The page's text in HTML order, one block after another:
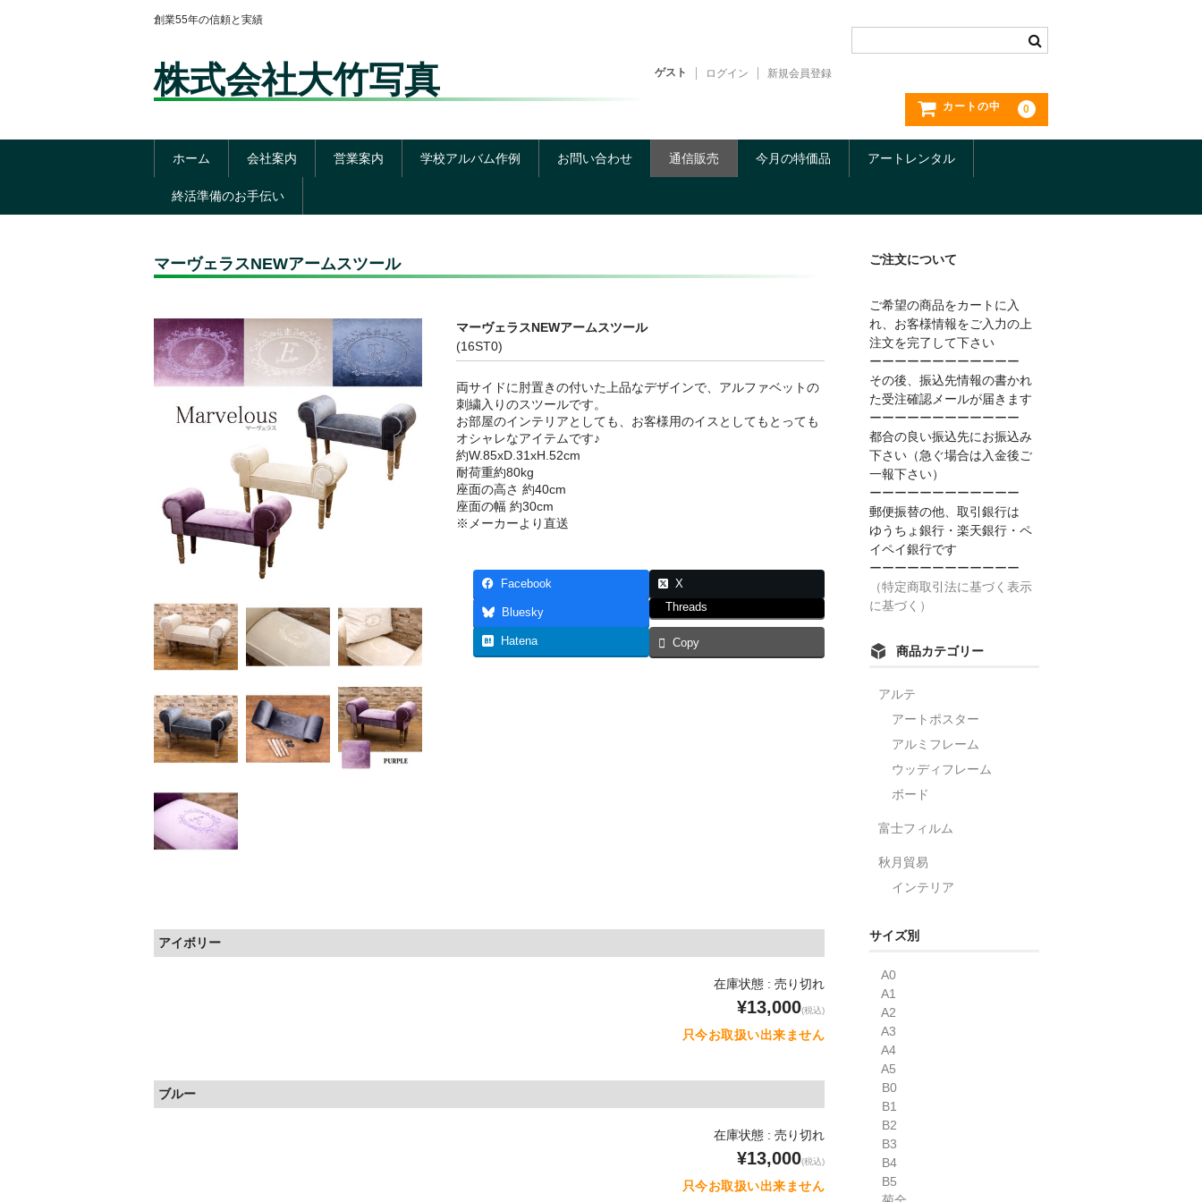
創業55年の信頼と実績
株式会社大竹写真 ゲスト ログイン 新規会員登録
カートの中 0
ホーム 会社案内 営業案内 学校アルバム作例 お問い合わせ 通信販売 今月の特価品 アートレンタル
終活準備のお手伝い
マーヴェラスNEWアームスツール
マーヴェラスNEWアームスツール
(16ST0)
両サイドに肘置きの付いた上品なデザインで、アルファベットの
刺繍入りのスツールです。
お部屋のインテリアとしても、お客様用のイスとしてもとっても
オシャレなアイテムです♪
約W.85xD.31xH.52cm
耐荷重約80kg
座面の高さ 約40cm
座面の幅 約30cm
※メーカーより直送
Facebook X
Bluesky Threads
Hatena Copy
アイボリー
在庫状態 : 売り切れ
¥13,000(税込)
只今お取扱い出来ません
ブルー
在庫状態 : 売り切れ
¥13,000(税込)
只今お取扱い出来ません
ご注文について
ご希望の商品をカートに入
れ、お客様情報をご入力の上
注文を完了して下さい
ーーーーーーーーーーーー
その後、振込先情報の書かれ
た受注確認メールが届きます
ーーーーーーーーーーーー
都合の良い振込先にお振込み
下さい（急ぐ場合は入金後ご
一報下さい）
ーーーーーーーーーーーー
郵便振替の他、取引銀行は
ゆうちょ銀行・楽天銀行・ペ
イペイ銀行です
ーーーーーーーーーーーー
（特定商取引法に基づく表示
に基づく）
商品カテゴリー
アルテ
アートポスター
アルミフレーム
ウッディフレーム
ボード
富士フィルム
秋月貿易
インテリア
サイズ別
A0
A1
A2
A3
A4
A5
B0
B1
B2
B3
B4
B5